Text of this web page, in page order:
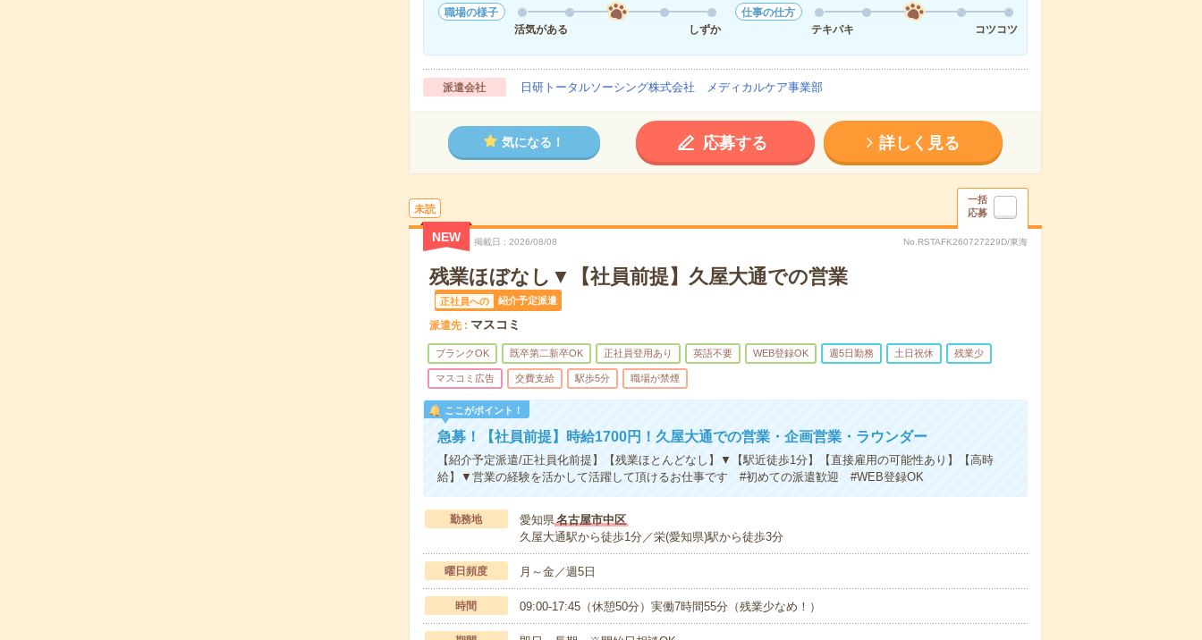
職場の様子
活気がある
しずか
仕事の仕方
テキパキ
コツコツ
派遣会社 日研トータルソーシング株式会社 メディカルケア事業部
気になる！ 応募する 詳しく見る
未読
一括
応募
NEW 掲載日 2026/08/08 No.RSTAFK260727229D/東海
残業ほぼなし▼【社員前提】久屋大通での営業
正社員への 紹介予定派遣
派遣先 マスコミ
ブランクOK 既卒第二新卒OK 正社員登用あり 英語不要 WEB登録OK 週5日勤務 土日祝休 残業少
マスコミ広告 交費支給 駅歩5分 職場が禁煙
ここがポイント！
急募！【社員前提】時給1700円！久屋大通での営業・企画営業・ラウンダー
【紹介予定派遣/正社員化前提】【残業ほとんどなし】▼【駅近徒歩1分】【直接雇用の可能性あり】【高時
給】▼営業の経験を活かして活躍して頂けるお仕事です #初めての派遣歓迎 #WEB登録OK
勤務地 愛知県名古屋市中区
久屋大通駅から徒歩1分／栄(愛知県)駅から徒歩3分
曜日頻度 月～金／週5日
時間 09:00-17:45（休憩50分）実働7時間55分（残業少なめ！）